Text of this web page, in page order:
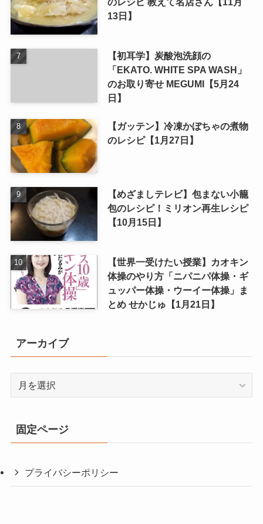
13日】
【初耳学】炭酸泡洗顔の
「EKATO. WHITE SPA WASH」
のお取り寄せ MEGUMI【5月24
日】
【ガッテン】冷凍かぼちゃの煮物
のレシピ【1月27日】
【めざましテレビ】包まない小籠
包のレシピ！ミリオン再生レシピ
【10月15日】
【世界一受けたい授業】カオキン
体操のやり方「ニパニパ体操・ギ
ュッパー体操・ウーイー体操」ま
とめ せかじゅ【1月21日】
アーカイブ
イ
ブ
固定ページ
プライバシーポリシー